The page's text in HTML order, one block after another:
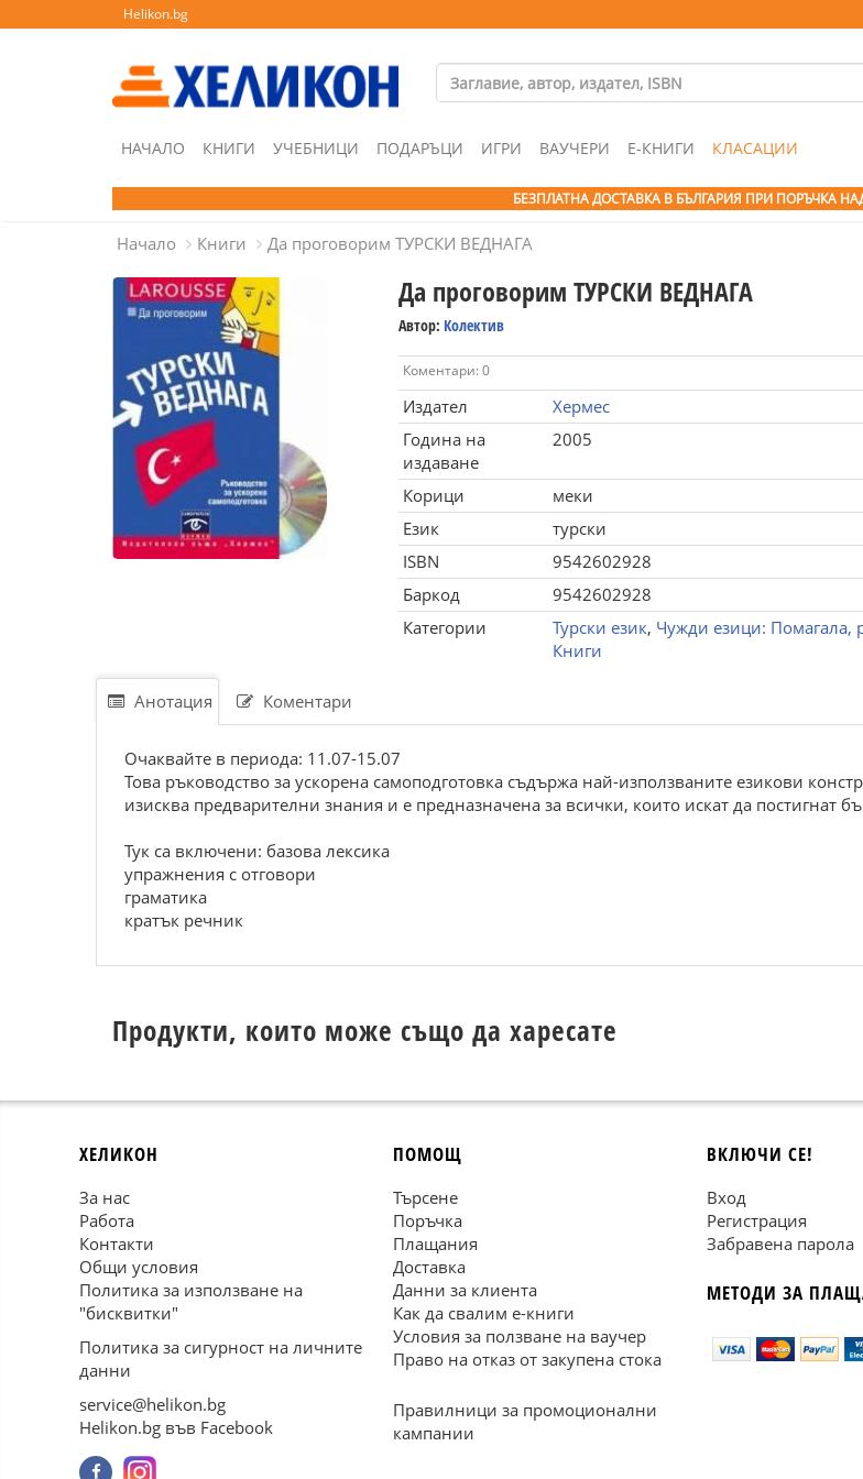
Helikon.bg
НАЧАЛО КНИГИ УЧЕБНИЦИ ПОДАРЪЦИ ИГРИ ВАУЧЕРИ Е-КНИГИ КЛАСАЦИИ
БЕЗПЛАТНА ДОСТАВКА В БЪЛГАРИЯ ПРИ ПОРЪЧКА
Начало Книги Да проговорим ТУРСКИ ВЕДНАГА
Да проговорим ТУРСКИ ВЕДНАГА
Автор: Колектив
Коментари: 0
Издател
Хермес
Година на
издаване
2005
Корици
меки
Език
турски
ISBN
9542602928
Баркод
9542602928
Категории
Турски език, Чужди езици: Помагала,
Книги
Анотация Коментари
Очаквайте в периода: 11.07-15.07
Това ръководство за ускорена самоподготовка съдържа най-използваните езикови
изисква предварителни знания и е предназначена за всички, които искат да постигнат
Тук са включени: базова лексика
упражнения с отговори
граматика
кратък речник
Продукти, които може също да харесате
ХЕЛИКОН
За нас
Работа
Контакти
Общи условия
Политика за използване на
"бисквитки"
Политика за сигурност на личните
данни
service@helikon.bg
Helikon.bg във Facebook
ПОМОЩ
Търсене
Поръчка
Плащания
Доставка
Данни за клиента
Как да свалим е-книги
Условия за ползване на ваучер
Право на отказ от закупена стока
Правилници за промоционални
кампании
ВКЛЮЧИ СЕ!
Вход
Регистрация
Забравена парола
МЕТОДИ ЗА